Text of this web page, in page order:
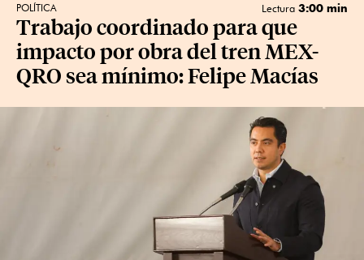
POLÍTICA Lectura 3:00 min
Trabajo coordinado para que
impacto por obra del tren MEX-
QRO sea mínimo: Felipe Macías